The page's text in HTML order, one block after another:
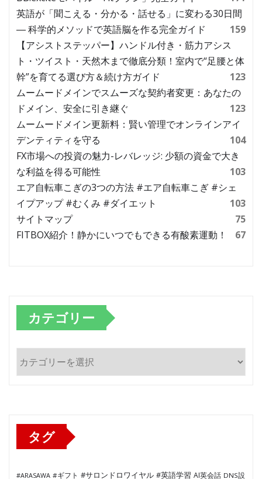
英語が「聞こえる・分かる・話せる」に変わる30日間
― 科学的メソッドで英語脳を作る完全ガイド
159
【アシストステッパー】ハンドル付き・筋力アシス
ト・ツイスト・天然木まで徹底分類！室内で“足腰と体
幹”を育てる選び方＆続け方ガイド
123
ムームードメインでスムーズな契約者変更：あなたの
ドメイン、安全に引き継ぐ
123
ムームードメイン更新料：賢い管理でオンラインアイ
デンティティを守る
104
FX市場への投資の魅力-レバレッジ: 少額の資金で大き
な利益を得る可能性
103
エア自転車こぎの3つの方法 #エア自転車こぎ #シェ
イプアップ #むくみ #ダイエット
103
サイトマップ
75
FITBOX紹介！静かにいつでもできる有酸素運動！
67
カテゴリー
テ
タグ
#ARASAWA #ギフト #サロンドロワイヤル #英語学習 AI英会話 DNS設